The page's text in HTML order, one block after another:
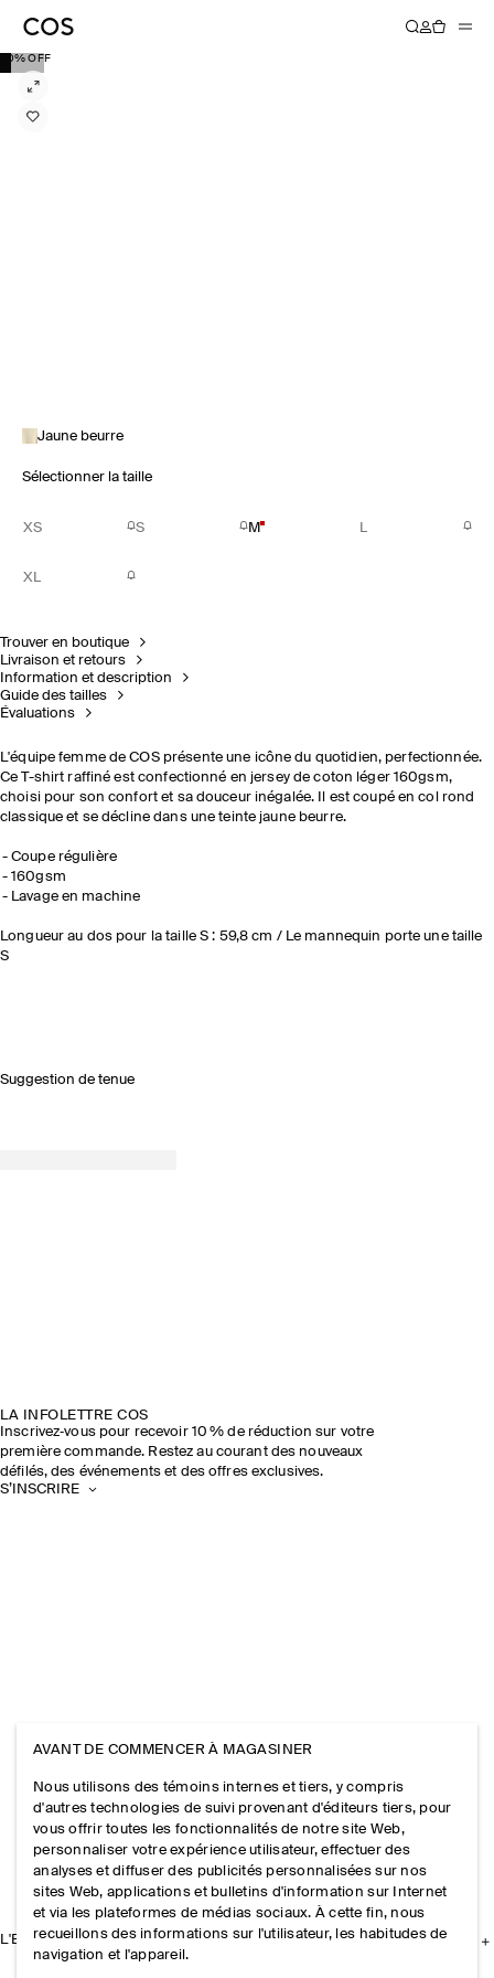
20% OFF
Jaune beurre
Sélectionner la taille
XS S M L
XL
Trouver en boutique
Livraison et retours
Information et description
Guide des tailles
Évaluations
L'équipe femme de COS présente une icône du quotidien, perfectionnée.
Ce T-shirt raffiné est confectionné en jersey de coton léger 160gsm,
choisi pour son confort et sa douceur inégalée. Il est coupé en col rond
classique et se décline dans une teinte jaune beurre.
Coupe régulière
160gsm
Lavage en machine
Longueur au dos pour la taille S : 59,8 cm / Le mannequin porte une taille
S
Suggestion de tenue
LA INFOLETTRE COS
Inscrivez‑vous pour recevoir 10 % de réduction sur votre
première commande. Restez au courant des nouveaux
défilés, des événements et des offres exclusives.
S’INSCRIRE
L'ENTREPRISE
AVANT DE COMMENCER À MAGASINER
Nous utilisons des témoins internes et tiers, y compris
d'autres technologies de suivi provenant d'éditeurs tiers, pour
vous offrir toutes les fonctionnalités de notre site Web,
personnaliser votre expérience utilisateur, effectuer des
analyses et diffuser des publicités personnalisées sur nos
sites Web, applications et bulletins d'information sur Internet
et via les plateformes de médias sociaux. À cette fin, nous
recueillons des informations sur l'utilisateur, les habitudes de
navigation et l'appareil.